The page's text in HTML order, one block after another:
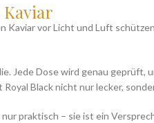
vor Licht und Luft
Jede Dose wird genau geprüft,
Black nicht nur lecker,
praktisch – sie ist ein